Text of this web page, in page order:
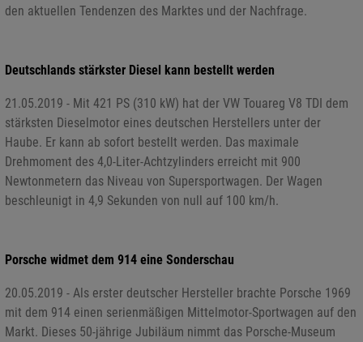
den aktuellen Tendenzen des Marktes und der Nachfrage.
Deutschlands stärkster Diesel kann bestellt werden
21.05.2019 - Mit 421 PS (310 kW) hat der VW Touareg V8 TDI dem
stärksten Dieselmotor eines deutschen Herstellers unter der
Haube. Er kann ab sofort bestellt werden. Das maximale
Drehmoment des 4,0-Liter-Achtzylinders erreicht mit 900
Newtonmetern das Niveau von Supersportwagen. Der Wagen
beschleunigt in 4,9 Sekunden von null auf 100 km/h.
Porsche widmet dem 914 eine Sonderschau
20.05.2019 - Als erster deutscher Hersteller brachte Porsche 1969
mit dem 914 einen serienmäßigen Mittelmotor-Sportwagen auf den
Markt. Dieses 50-jährige Jubiläum nimmt das Porsche-Museum